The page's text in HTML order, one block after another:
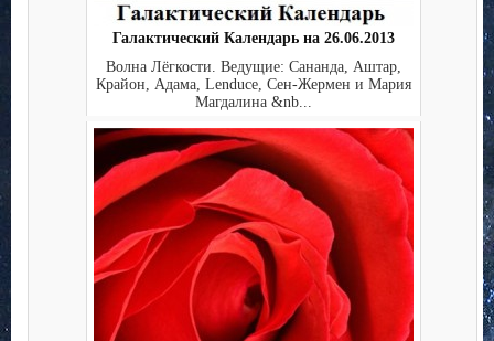
Галактический Календарь на 26.06.2013
Волна Лёгкости. Ведущие: Сананда, Аштар,
Крайон, Адама, Lenduce, Сен-Жермен и Мария
Магдалина &nb...